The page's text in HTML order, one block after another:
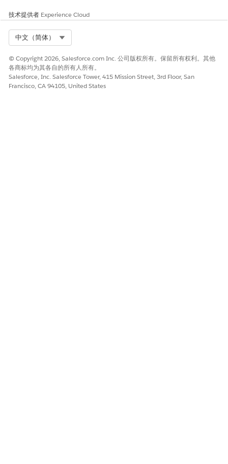
技术提供者 Experience Cloud
中文（简体）
© Copyright 2026, Salesforce.com Inc. 公司版权所有。保留所有权利。其他
各商标均为其各自的所有人所有。
Salesforce, Inc. Salesforce Tower, 415 Mission Street, 3rd Floor, San
Francisco, CA 94105, United States